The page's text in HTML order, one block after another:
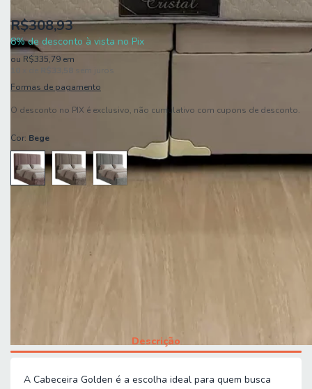
R$308,93
8% de desconto à vista no Pix
ou R$335,79 em
Formas de pagamento
O desconto no PIX é exclusivo, não cumulativo com cupons de desconto.
Cor: Bege
Descrição
A Cabeceira Golden é a escolha ideal para quem busca